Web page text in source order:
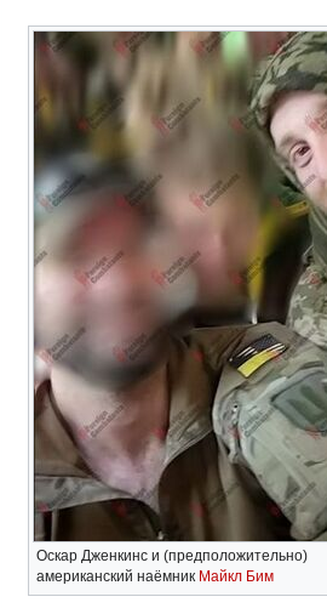
Оскар Дженкинс и (предположительно)
американский наёмник Майкл Бим